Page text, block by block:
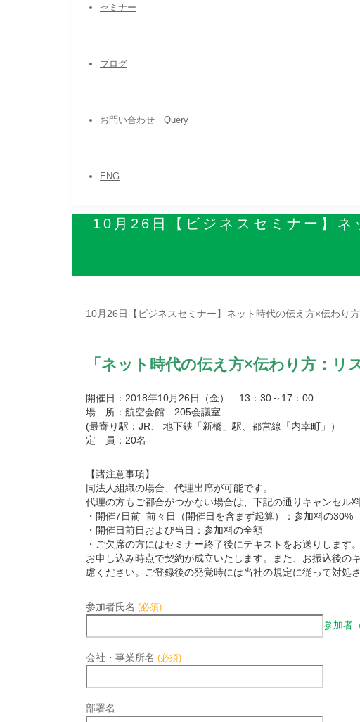
セミナー
ブログ
お問い合わせ Query
ENG
10月26日【ビジネスセミナー】
10月26日【ビジネスセミナー】ネット時代の伝え方×伝わり
「ネット時代の伝え方×伝わり方：リ
開催日：2018年10月26日（金） 13：30～17：00
場 所：航空会館 205会議室
(最寄り駅：JR、 地下鉄「新橋」駅、都営線「内幸町」）
定 員：20名
【諸注意事項】
同法人組織の場合、代理出席が可能です。
代理の方もご都合がつかない場合は、下記の通りキャンセル
・開催7日前–前々日（開催日を含まず起算）：参加料の30%
・開催日前日および当日：参加料の全額
・ご欠席の方にはセミナー終了後にテキストをお送りします。
お申し込み時点で契約が成立いたします。また、お振込後の
慮ください。ご登録後の発覚時には当社の規定に従って対処
参加者氏名 (必須)
参加者
会社・事業所名 (必須)
部署名